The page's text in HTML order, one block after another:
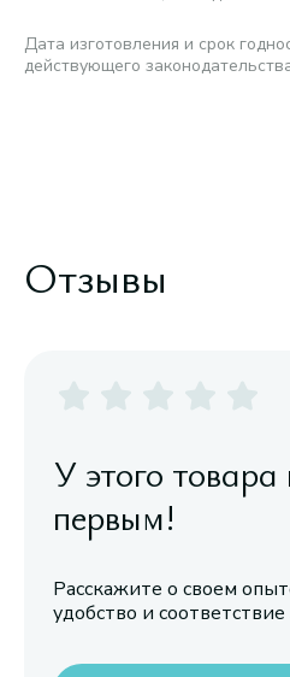
Дата изготовления и срок
действующего
Отзывы
У этого
первым!
Расскажите о своем
удобство и